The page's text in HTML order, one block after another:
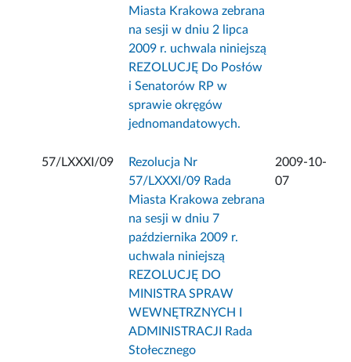
Miasta Krakowa zebrana
na sesji w dniu 2 lipca
2009 r. uchwala niniejszą
REZOLUCJĘ Do Posłów
i Senatorów RP w
sprawie okręgów
jednomandatowych.
57/LXXXI/09
Rezolucja Nr
57/LXXXI/09 Rada
Miasta Krakowa zebrana
na sesji w dniu 7
października 2009 r.
uchwala niniejszą
REZOLUCJĘ DO
MINISTRA SPRAW
WEWNĘTRZNYCH I
ADMINISTRACJI Rada
Stołecznego
2009-10-
07